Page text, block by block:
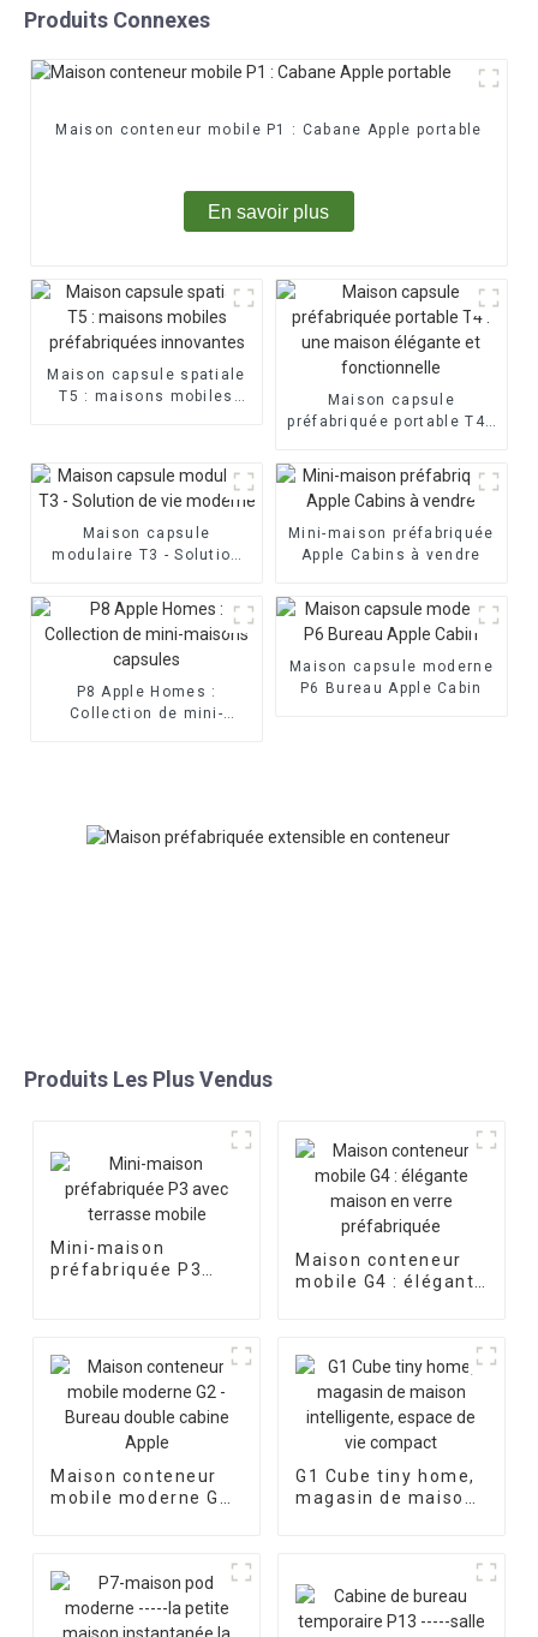
Produits Connexes
Maison conteneur mobile P1 : Cabane Apple portable
En savoir plus
Maison capsule spatiale
T5 : maisons mobiles
Maison capsule
préfabriquée portable T4 :
Maison capsule
modulaire T3 - Solution
Mini-maison préfabriquée
Apple Cabins à vendre
P8 Apple Homes :
Collection de mini-
Maison capsule moderne
P6 Bureau Apple Cabin
Produits Les Plus Vendus
Mini-maison
préfabriquée P3
Maison conteneur
mobile G4 : élégante
Maison conteneur
mobile moderne G2
G1 Cube tiny home,
magasin de maison